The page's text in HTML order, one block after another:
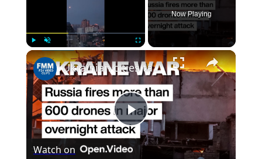
Fullscreen
Now Playing
Play
Ukrainian cities targeted by hundreds of drones as Russia intensifies attacks
Watch on